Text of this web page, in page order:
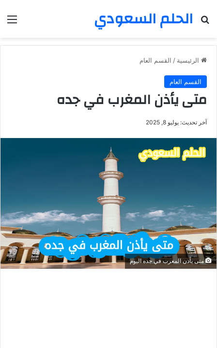
الحلم السعودي
بحث عن
الرئيسية / القسم العام
القسم العام
متى يأذن المغرب في جده
آخر تحديث: يوليو 8, 2025
متى يأذن المغرب في جده اليوم